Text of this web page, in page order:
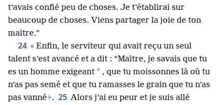
t’avais confié peu de choses. Je t’établirai sur
beaucoup de choses. Viens partager la joie de ton
maître.”
24 « Enfin, le serviteur qui avait reçu un seul
talent s’est avancé et a dit : “Maître, je savais que tu
es un homme exigeant * , que tu moissonnes là où tu
n’as pas semé et que tu ramasses le grain que tu n’as
pas vanné+. 25 Alors j’ai eu peur et je suis allé